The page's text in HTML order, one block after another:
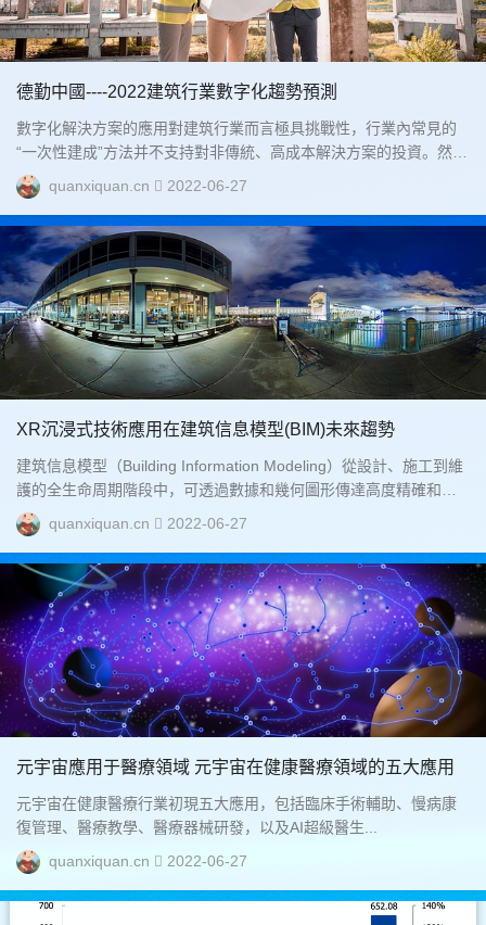
德勤中國----2022建筑行業數字化趨勢預測
數字化解決方案的應用對建筑行業而言極具挑戰性，行業內常見的
“一次性建成”方法并不支持對非傳統、高成本解決方案的投資。然
而，隨著區塊鏈、數字孿生、虛擬現實和增強現實（VR/AR）等工
業4.0解決方案在整個供應鏈中變得更易得、成本更低、應用更廣
泛，以及敏捷實踐更加普遍，建筑行業需要考慮的不再是“是否”應用
數字化解決方案——而是“何時”以及“如何”投資并實現數字化工作方
式。...
quanxiquan.cn 2022-06-27
XR沉浸式技術應用在建筑信息模型(BIM)未來趨勢
建筑信息模型（Building Information Modeling）從設計、施工到維
護的全生命周期階段中，可透過數據和幾何圖形傳達高度精確和透
明的工程信息，也成功的實現高效率的溝通。然而，BIM模型尚未發
揮其可視化的潛質，透過沉浸在模型中，使用者可以感受材料、燈
光、家具和其他細節模型。延展實境（Extended Reality，XR）提
供了解決方案。...
quanxiquan.cn 2022-06-27
元宇宙應用于醫療領域 元宇宙在健康醫療領域的五大應用
元宇宙在健康醫療行業初現五大應用，包括臨床手術輔助、慢病康
復管理、醫療教學、醫療器械研發，以及AI超級醫生...
quanxiquan.cn
2022-06-27